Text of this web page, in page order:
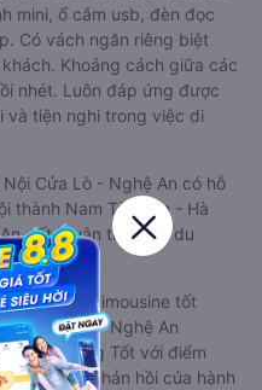
mini, ổ cắm usb, đèn đọc
Có vách ngăn riêng biệt
Khoảng cách giữa các
nhét. Luôn đáp ứng được
và tiện nghi trong việc di
Cửa Lò - Nghệ An có hỗ
thành Nam Từ Liêm - Hà
rất thuận tiện cho du
- Nghệ An limousine tốt
đi Cửa Lò - Nghệ An
chất lượng Tốt với điểm
2222 phản hồi của hành